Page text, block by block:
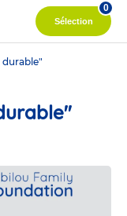
Sélection
0
durable"